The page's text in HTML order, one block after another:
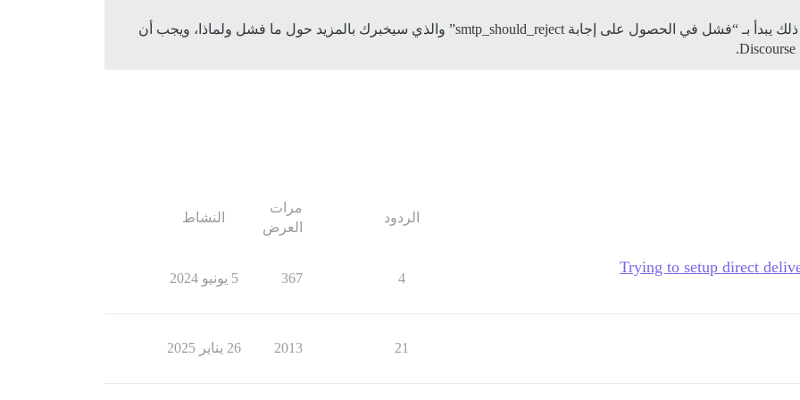
يجب أن يكون هناك سطر في السجلات قريبًا قبل ذلك يبدأ بـ “فشل في الحصول على إجابة smtp_should_reject” والذي سيخبرك بالمزيد حول ما فشل ولماذا، ويجب أن
الردود
مرات
العرض
النشاط
Trying to setup direct
4
367 5 يونيو 2024
21
2013 26 يناير 2025